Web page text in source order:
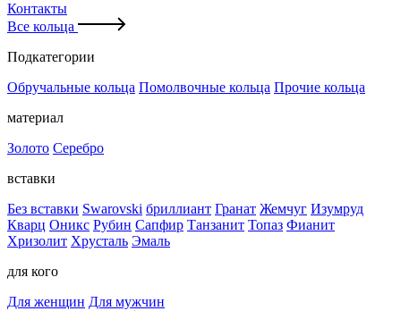
Контакты
Все кольца
Подкатегории
Обручальные кольца Помолвочные кольца Прочие кольца
материал
Золото Серебро
вставки
Без вставки Swarovski бриллиант Гранат Жемчуг Изумруд
Кварц Оникс Рубин Сапфир Танзанит Топаз Фианит
Хризолит Хрусталь Эмаль
для кого
Для женщин Для мужчин